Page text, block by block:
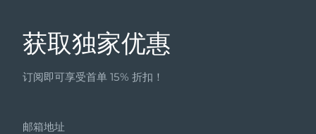
获取独家优惠
订阅即可享受首单 15% 折扣！
邮箱地址